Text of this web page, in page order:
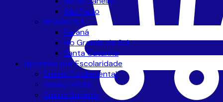
São Paulo
REGIÃO SUL
Paraná
Rio Grande do Sul
Santa Catarina
Apostilas por Escolaridade
Ensino Fundamental
Ensino Médio
Ensino Superior